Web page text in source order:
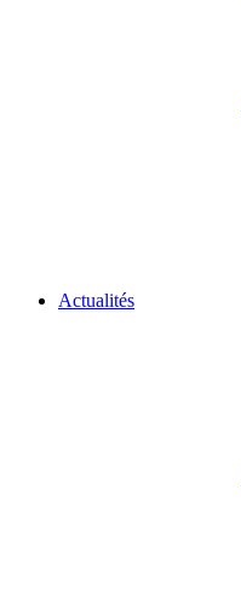
Actualités